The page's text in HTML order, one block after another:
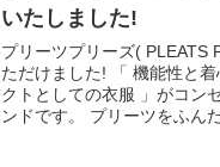
いたしました!
プリーツプリーズ( PLEATS
ただけました! 「 機能性と
クトとしての衣服 」がコン
ンドです。 プリーツをふん